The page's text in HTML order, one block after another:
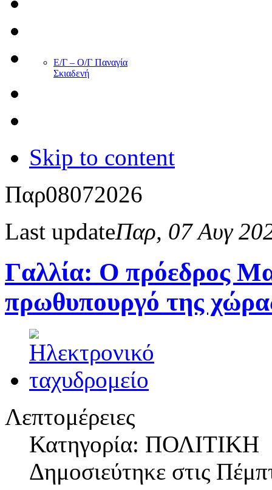
Ε/Γ – Ο/Γ Παναγία
Σκιαδενή
Skip to content
Παρ08072026
Last updateΠαρ, 07 Αυγ
Γαλλία: Ο πρόεδρος
πρωθυπουργό της
Λεπτομέρειες
Κατηγορία: ΠΟΛΙΤΙΚΗ
Δημοσιεύτηκε στις